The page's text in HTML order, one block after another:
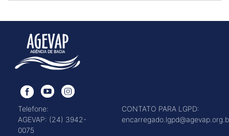
Telefone:
AGEVAP: (24) 3942-
0075
CONTATO PARA LGPD: